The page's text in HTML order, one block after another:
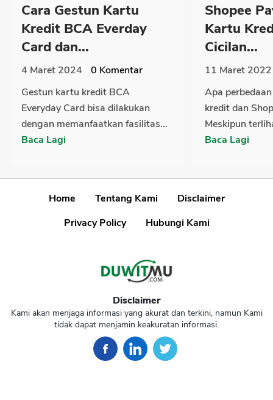
Cara Gestun Kartu
Kredit BCA Everday
Card dan...
4 Maret 2024 0 Komentar
Gestun kartu kredit BCA
Everyday Card bisa dilakukan
dengan memanfaatkan fasilitas...
Baca Lagi
Shopee
Kartu
Cicilan...
11 Maret 2022
Apa
kredit dan
Meskipun
Baca Lagi
Home Tentang Kami
Disclaimer
Privacy Policy
Hubungi Kami
Disclaimer
Kami akan menjaga informasi yang akurat dan terkini, namun Kami
tidak dapat menjamin keakuratan informasi.